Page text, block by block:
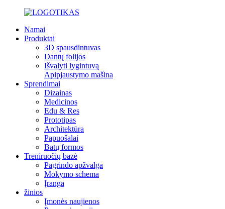
Namai
Produktai
3D spausdintuvas
Dantų folijos
Išvalyti lygintuvą
Apipjaustymo mašina
Sprendimai
Dizainas
Medicinos
Edu & Res
Prototipas
Architektūra
Papuošalai
Batų formos
Treniruočių bazė
Pagrindo apžvalga
Mokymo schema
Įranga
žinios
Įmonės naujienos